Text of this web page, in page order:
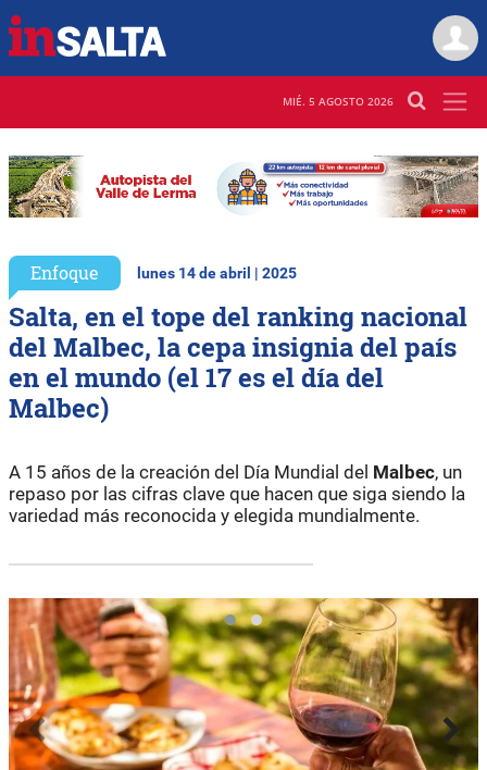
MIÉ. 5 AGOSTO 2026
Enfoque lunes 14 de abril | 2025
Salta, en el tope del ranking nacional
del Malbec, la cepa insignia del país
en el mundo (el 17 es el día del
Malbec)
A 15 años de la creación del Día Mundial del Malbec, un
repaso por las cifras clave que hacen que siga siendo la
variedad más reconocida y elegida mundialmente.